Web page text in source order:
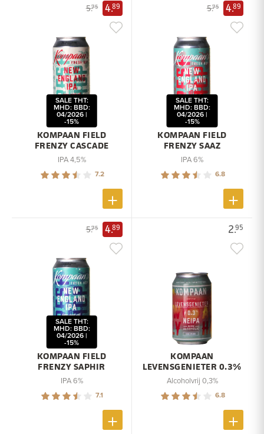
5.75 4.89
KOMPAAN FIELD
FRENZY CASCADE
SALE THT:
MHD: BBD:
04/2026 |
-15%
IPA 4,5%
7.2
5.75 4.89
KOMPAAN FIELD
FRENZY SAAZ
SALE THT:
MHD: BBD:
04/2026 |
-15%
IPA 6%
6.8
5.75 4.89
KOMPAAN FIELD
FRENZY SAPHIR
SALE THT:
MHD: BBD:
04/2026 |
-15%
IPA 6%
7.1
2.95
KOMPAAN
LEVENSGENIETER 0.3%
Alcoholvrij 0,3%
6.8